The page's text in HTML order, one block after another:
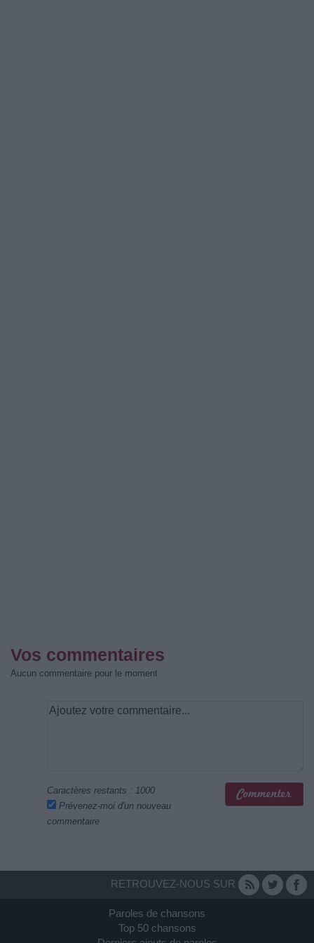
Vos commentaires
Aucun commentaire pour le moment
Caractères restants : 1000
Prévenez-moi d'un nouveau
commentaire
RETROUVEZ-NOUS SUR
Paroles de chansons
Top 50 chansons